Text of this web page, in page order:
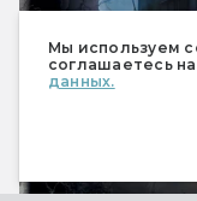
Мы используем
соглашаетесь на
данных.